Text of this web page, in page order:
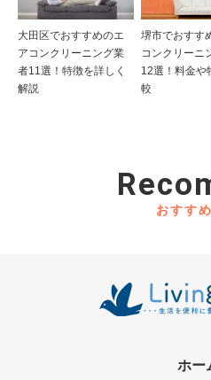
大田区でおすすめのエ
アコンクリーニング業
者11選！特徴を詳しく
解説
堺市でおすす
コンクリーニ
12選！料金や
較
おすす
ホー